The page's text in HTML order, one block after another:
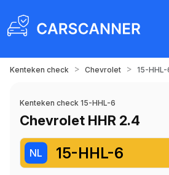
Kenteken check > Chevrolet > 15-HHL-
Kenteken check 15-HHL-6
Chevrolet HHR 2.4
NL 15-HHL-6